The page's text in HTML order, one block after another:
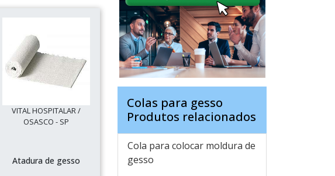
VITAL HOSPITALAR /
OSASCO - SP
Atadura de gesso
Colas para gesso
Produtos relacionados
Cola para colocar moldura de
gesso